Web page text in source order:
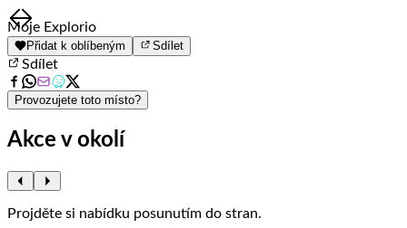
Item
1
of
8
Moje Explorio
Přidat k oblíbeným Sdílet
Sdílet
Provozujete toto místo?
Akce v okolí
Projděte si nabídku posunutím do stran.